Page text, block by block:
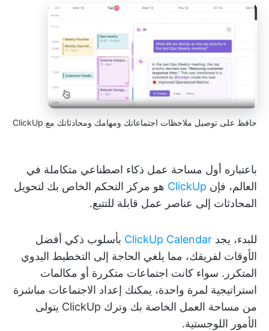
حافظ على توصيل ملاحظات اجتماعاتك ومهامك ومحادثاتك مع ClickUp
باعتباره أول مساحة عمل ذكاء اصطناعي متكاملة في
العالم، فإن ClickUp هو مركز التحكم الخاص بك لتحويل
المحادثات إلى عناصر عمل قابلة للتتبع.
للبدء، يجد ClickUp Calendar بأسلوب ذكي أفضل
الأوقات لفريقك، مما يلغي الحاجة إلى التخطيط اليدوي
المتكرر. سواء كانت اجتماعات متكررة أو مكالمات
استراتيجية لمرة واحدة، يمكنك إعداد الاجتماعات مباشرة
من مساحة العمل الخاصة بك وترك ClickUp يتولى
الأمور اللوجستية.